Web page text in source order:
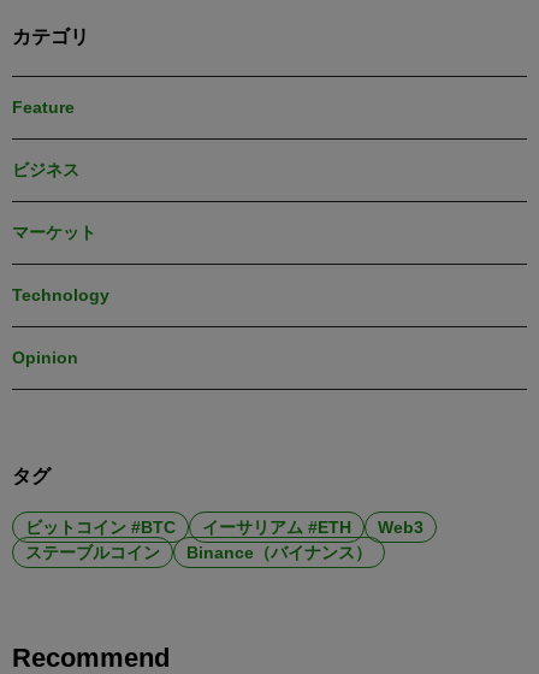
カテゴリ
Feature
ビジネス
マーケット
Technology
Opinion
タグ
ビットコイン #BTC イーサリアム #ETH
Web3
ステーブルコイン
Binance（バイナンス）
Recommend